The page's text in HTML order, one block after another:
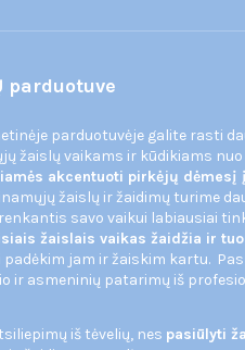
parduotuve
parduotuvėje galite rasti
žaislų vaikams ir kūdikiams nuo
akcentuoti pirkėjų dėmesį
žaislų ir žaidimų turime
savo vaikui labiausiai
žaislais vaikas žaidžia ir
padėkim jam ir žaiskim kartu.
ir asmeninių patarimų iš
iš tėvelių, nes pasiūlyti